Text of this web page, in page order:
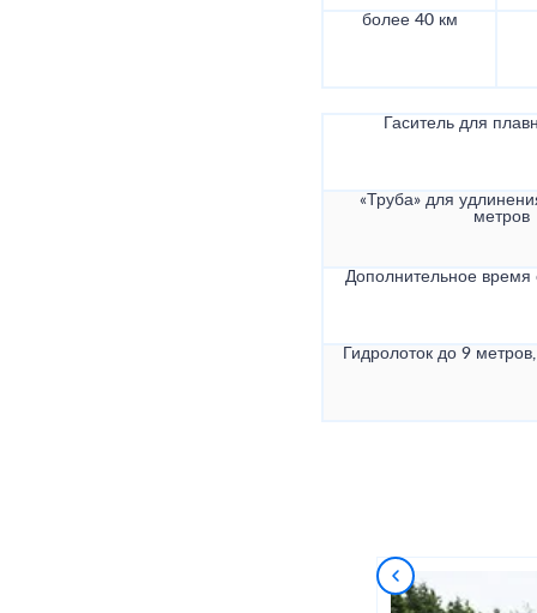
более 40 км
Гаситель для
«Труба» для
метров
Дополнительное
Гидролоток до 9